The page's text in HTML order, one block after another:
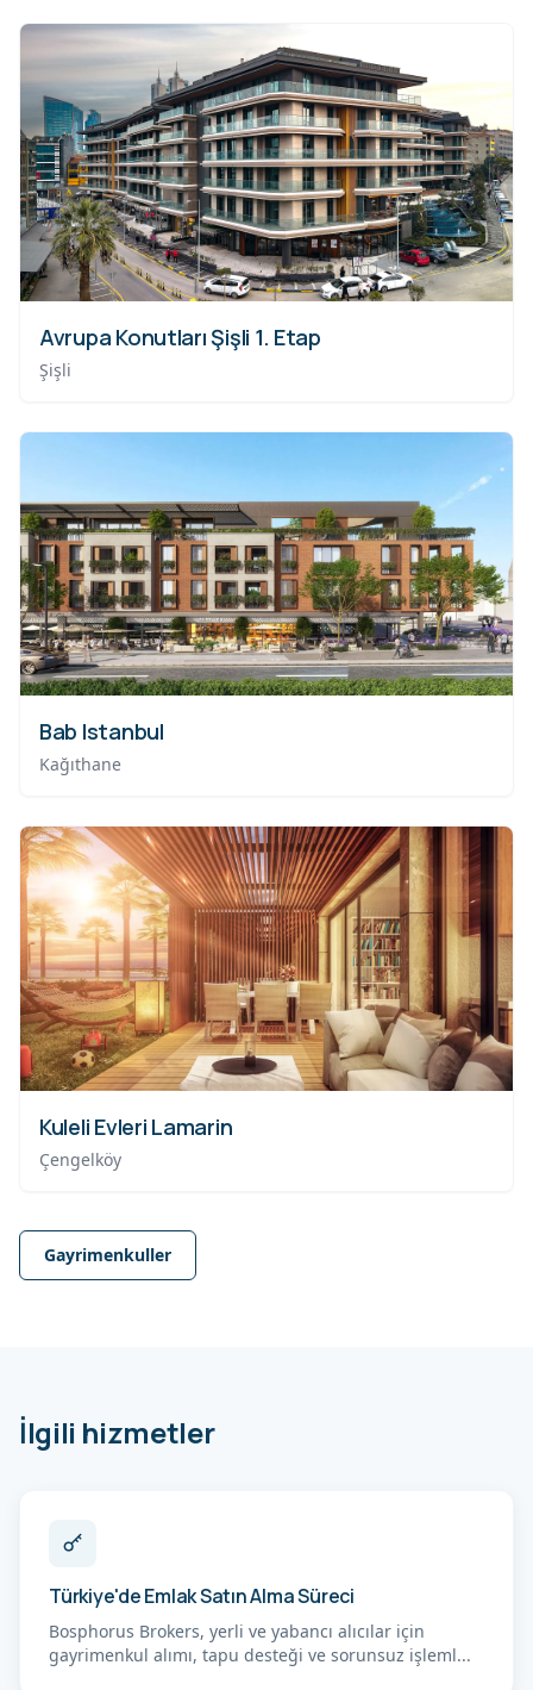
Avrupa Konutları Şişli 1. Etap
Şişli
Bab Istanbul
Kağıthane
Kuleli Evleri Lamarin
Çengelköy
Gayrimenkuller
İlgili hizmetler
Türkiye'de Emlak Satın Alma Süreci
Bosphorus Brokers, yerli ve yabancı alıcılar için
gayrimenkul alımı, tapu desteği ve sorunsuz işleml...